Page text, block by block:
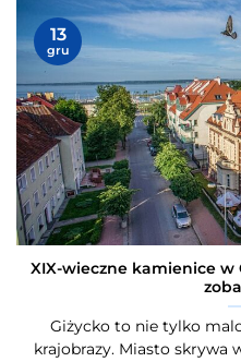
XIX-wieczne kamienice w
Giżycko to nie tylko
krajobrazy. Miasto skrywa
13
gru